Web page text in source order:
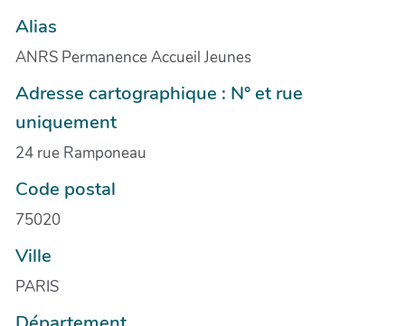
Alias
ANRS Permanence Accueil Jeunes
Adresse cartographique : N° et rue
uniquement
24 rue Ramponeau
Code postal
75020
Ville
PARIS